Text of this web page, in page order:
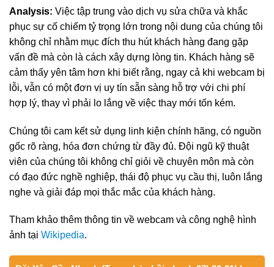
Analysis: Việc tập trung vào dịch vụ sửa chữa và khắc
phục sự cố chiếm tỷ trọng lớn trong nội dung của chúng tôi
không chỉ nhằm mục đích thu hút khách hàng đang gặp
vấn đề mà còn là cách xây dựng lòng tin. Khách hàng sẽ
cảm thấy yên tâm hơn khi biết rằng, ngay cả khi webcam bị
lỗi, vẫn có một đơn vị uy tín sẵn sàng hỗ trợ với chi phí
hợp lý, thay vì phải lo lắng về việc thay mới tốn kém.
Chúng tôi cam kết sử dụng linh kiện chính hãng, có nguồn
gốc rõ ràng, hóa đơn chứng từ đầy đủ. Đội ngũ kỹ thuật
viên của chúng tôi không chỉ giỏi về chuyên môn mà còn
có đạo đức nghề nghiệp, thái độ phục vụ cầu thị, luôn lắng
nghe và giải đáp mọi thắc mắc của khách hàng.
Tham khảo thêm thông tin về webcam và công nghệ hình
ảnh tại Wikipedia.